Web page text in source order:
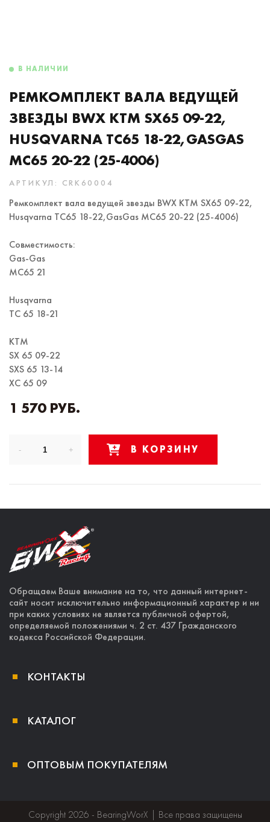
В НАЛИЧИИ
РЕМКОМПЛЕКТ ВАЛА ВЕДУЩЕЙ
ЗВЕЗДЫ BWX KTM SX65 09-22,
HUSQVARNA TC65 18-22,GASGAS
MC65 20-22 (25-4006)
АРТИКУЛ: CRK60004
Ремкомплект вала ведущей звезды BWX KTM SX65 09-22,
Husqvarna TC65 18-22,GasGas MC65 20-22 (25-4006)
Совместимость:
Gas-Gas
MC65 21
Husqvarna
TC 65 18-21
KTM
SX 65 09-22
SXS 65 13-14
XC 65 09
1 570 РУБ.
В КОРЗИНУ
Обращаем Ваше внимание на то, что данный интернет-
сайт носит исключительно информационный характер и ни
при каких условиях не является публичной офертой,
определяемой положениями ч. 2 ст. 437 Гражданского
кодекса Российской Федерации.
КОНТАКТЫ
КАТАЛОГ
ОПТОВЫМ ПОКУПАТЕЛЯМ
Copyright 2026 - BearingWorX | Все права защищены